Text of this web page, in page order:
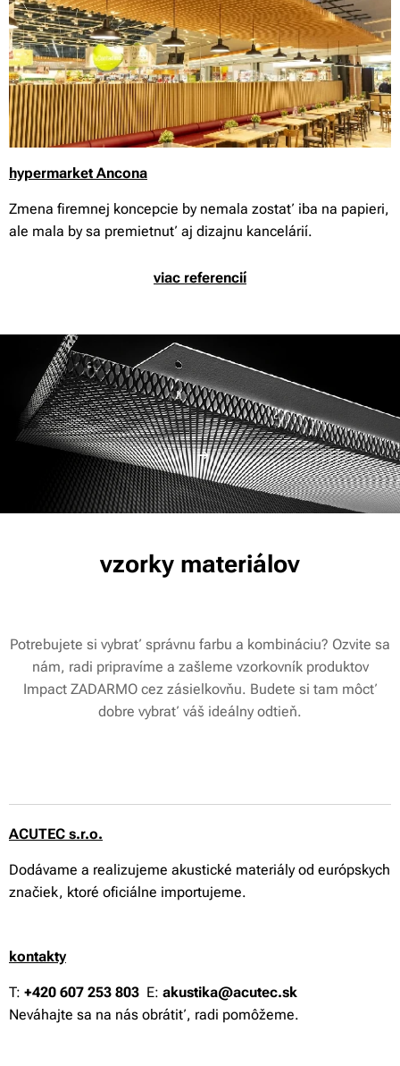
hypermarket Ancona
Zmena firemnej koncepcie by nemala zostať iba na papieri,
ale mala by sa premietnuť aj dizajnu kancelárií.
viac referencií
vzorky materiálov
Potrebujete si vybrať správnu farbu a kombináciu? Ozvite sa
nám, radi pripravíme a zašleme vzorkovník produktov
Impact ZADARMO cez zásielkovňu. Budete si tam môcť
dobre vybrať váš ideálny odtieň.
ACUTEC s.r.o.
Dodávame a realizujeme akustické materiály od európskych
značiek, ktoré oficiálne importujeme.
kontakty
T: +420 607 253 803 E: akustika@acutec.sk
Neváhajte sa na nás obrátiť, radi pomôžeme.